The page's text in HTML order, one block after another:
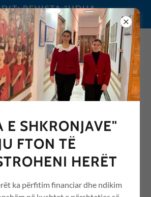
REVISTA "UDHA
2026
0692076068
"UDHA E
ME ARTIKUJ
/EDUCATION
E SHKRONJAVE"
FTON TË
HERËT
ka përfitim financiar dhe ndikim